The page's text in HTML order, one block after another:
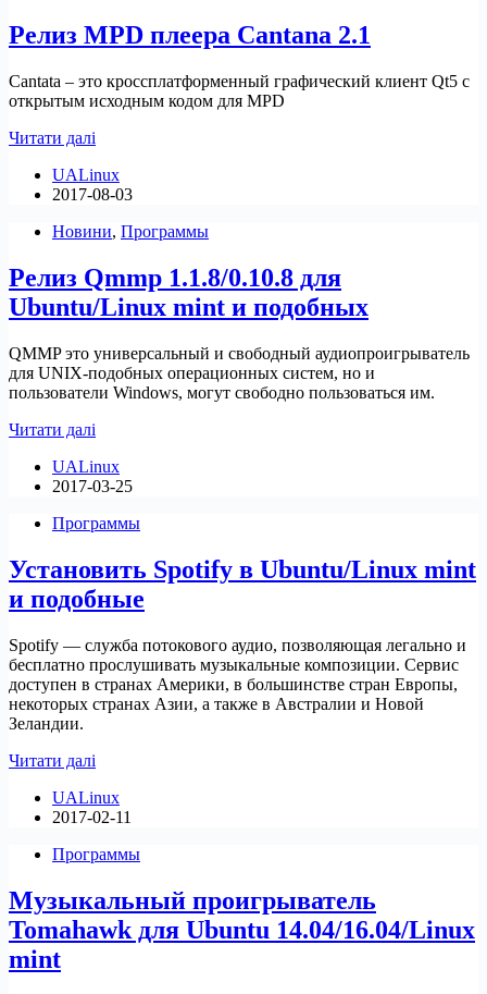
Релиз MPD плеера Cantana 2.1
Cantata – это кроссплатформенный графический клиент Qt5 с
открытым исходным кодом для MPD
Читати далі
плеера
Cantana
UALinux
2017-08-03
Новини, Программы
Релиз Qmmp 1.1.8/0.10.8 для
Ubuntu/Linux mint и подобных
QMMP это универсальный и свободный аудиопроигрыватель
для UNIX-подобных операционных систем, но и
пользователи Windows, могут свободно пользоваться им.
Читати далі
1.1.8/0.10.8
для
mint
подобных
UALinux
2017-03-25
Программы
Установить Spotify в Ubuntu/Linux mint
и подобные
Spotify — служба потокового аудио, позволяющая легально и
бесплатно прослушивать музыкальные композиции. Сервис
доступен в странах Америки, в большинстве стран Европы,
некоторых странах Азии, а также в Австралии и Новой
Зеландии.
Читати далі
в
Ubuntu/Linux
и
UALinux
2017-02-11
Программы
Музыкальный проигрыватель
Tomahawk для Ubuntu 14.04/16.04/Linux
mint